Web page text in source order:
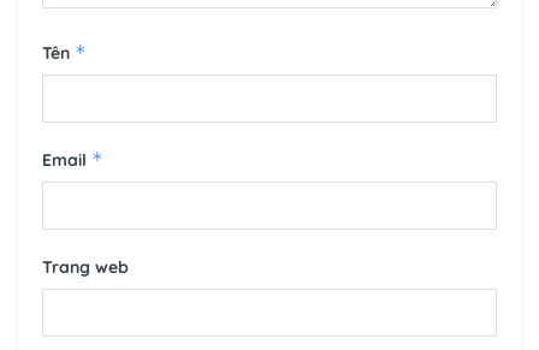
Tên *
Email *
Trang web